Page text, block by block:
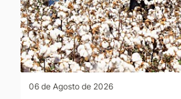
06 de Agosto de 2026